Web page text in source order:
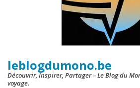
leblogdumono.be
Découvrir, Inspirer, Partager – Le Blog du
voyage.